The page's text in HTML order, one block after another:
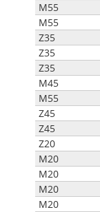
M55
M55
Z35
Z35
Z35
M45
M55
Z45
Z45
Z20
M20
M20
M20
M20